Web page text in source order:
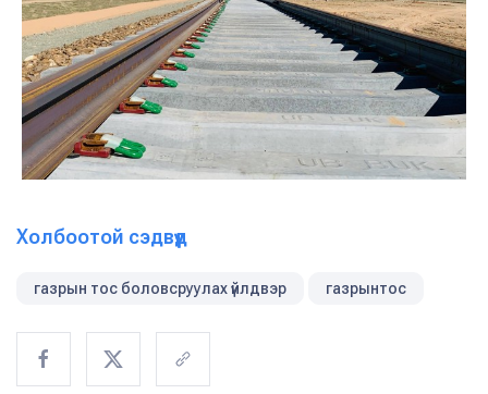
Холбоотой сэдвүүд
газрын тос боловсруулах үйлдвэр газрынтос